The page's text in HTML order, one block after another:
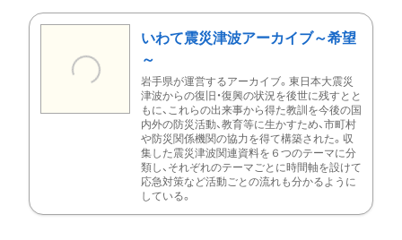
いわて震災津波アーカイブ～希望
～
岩手県が運営するアーカイブ。東日本大震災
津波からの復旧・復興の状況を後世に残すとと
もに、これらの出来事から得た教訓を今後の国
内外の防災活動、教育等に生かすため、市町村
や防災関係機関の協力を得て構築された。収
集した震災津波関連資料を６つのテーマに分
類し、それぞれのテーマごとに時間軸を設けて
応急対策など活動ごとの流れも分かるように
している。